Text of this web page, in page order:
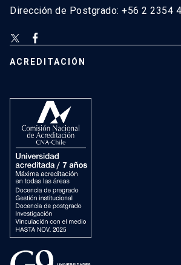
Dirección de Postgrado: +56 2 2354
ACREDITACIÓN